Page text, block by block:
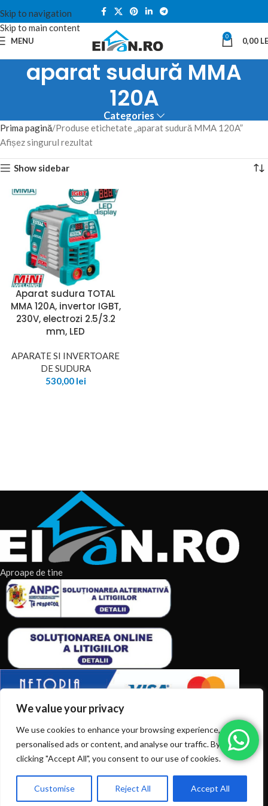
We value your privacy
We use cookies to enhance your browsing experience, serve
personalised ads or content, and analyse our traffic. By
clicking "Accept All", you consent to our use of cookies.
Customise Reject All Accept All
Ai intrebări? Sună la: +40720366616
Skip to navigation
Skip to main content
MENU 0 0,00
aparat sudură MMA
120A
Categories
Prima pagină Produse etichetate „aparat sudură MMA 120A”
Afișez singurul rezultat
Show sidebar
Aparat sudura TOTAL
MMA 120A, invertor IGBT,
230V, electrozi 2.5/3.2
mm, LED
APARATE SI INVERTOARE
DE SUDURA
530,00 lei
Aproape de tine
ARTICOLE RECENTE
TERMENI & CONDITII
CATEGORII DE PRODUSE
0